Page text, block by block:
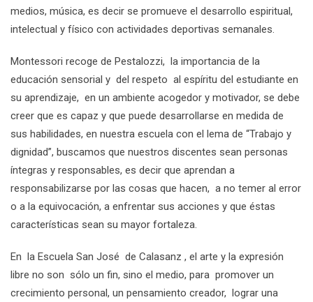
medios, música, es decir se promueve el desarrollo espiritual,
intelectual y físico con actividades deportivas semanales.
Montessori recoge de Pestalozzi, la importancia de la
educación sensorial y del respeto al espíritu del estudiante en
su aprendizaje, en un ambiente acogedor y motivador, se debe
creer que es capaz y que puede desarrollarse en medida de
sus habilidades, en nuestra escuela con el lema de “Trabajo y
dignidad”, buscamos que nuestros discentes sean personas
íntegras y responsables, es decir que aprendan a
responsabilizarse por las cosas que hacen, a no temer al error
o a la equivocación, a enfrentar sus acciones y que éstas
características sean su mayor fortaleza.
En la Escuela San José de Calasanz , el arte y la expresión
libre no son sólo un fin, sino el medio, para promover un
crecimiento personal, un pensamiento creador, lograr una